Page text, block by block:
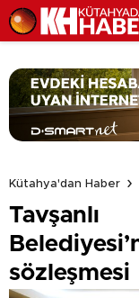
Kütahya'dan Haber
Tavşanlı
sözleşmesi